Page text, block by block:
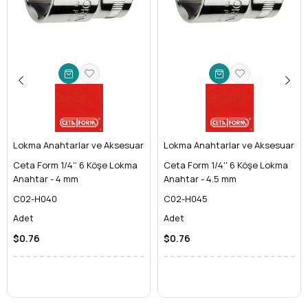
eşit dağıtarak daha güvenli bir kavrama sunar. Bu, hem
bağlantı elemanlarınızın ömrünü uzatır hem de sizin için
ancak yüksek hassasiyet gerektiren işler için ideal olan
1/4'' sürücü boyutu, dar alanlarda manevra kabiliyetinizi
artırır ve kontrolü elinizde tutmanızı sağlar. Bu özellik,
özellikle hassas montaj ve demontaj işlemlerinde kritik
öneme sahiptir.
14 mm Ölçü ile Geniş Kullanım Alanı:Belirli bir standart
olan 14 mm ölçüsü, birçok farklı alanda karşınıza çıkan
bağlantı elemanları için idealdir. Evdeki tamirat işlerinden
yelpazede bu lokmayı güvenle kullanabilirsiniz.
Ceta Form Kalitesi ve Dayanıklılığı:
marka olan Ceta Form'un güvencesiyle üretilen bu
geçen bu ürün, paslanma ve aşınmaya karşı üstün direnç
Lokma Anahtarlar ve Aksesuarları
Ceta Form 1/4'' 6 Köşe Lokma
Anahtar - 4 mm
C02-H040
Adet
$0.76
Lokma Anahtarlar ve Aksesuarları
Ceta Form 1/4'' 6 Köşe Lokma
Anahtar - 4.5 mm
C02-H045
Adet
$0.76